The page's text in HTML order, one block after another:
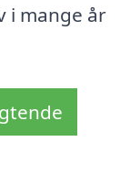
i mange år